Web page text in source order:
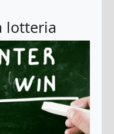
lotteria